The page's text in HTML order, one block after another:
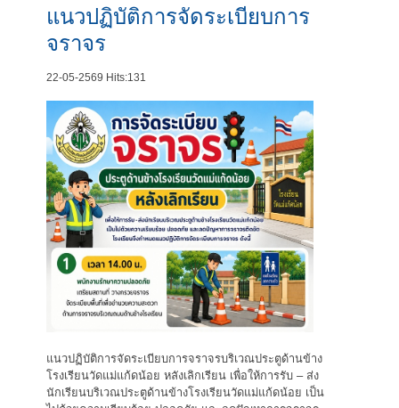
แนวปฏิบัติการจัดระเบียบการ
จราจร
22-05-2569 Hits:131
แนวปฏิบัติการจัดระเบียบการจราจรบริเวณประตูด้านข้าง
โรงเรียนวัดแม่แก้ดน้อย หลังเลิกเรียน เพื่อให้การรับ – ส่ง
นักเรียนบริเวณประตูด้านข้างโรงเรียนวัดแม่แก้ดน้อย เป็น